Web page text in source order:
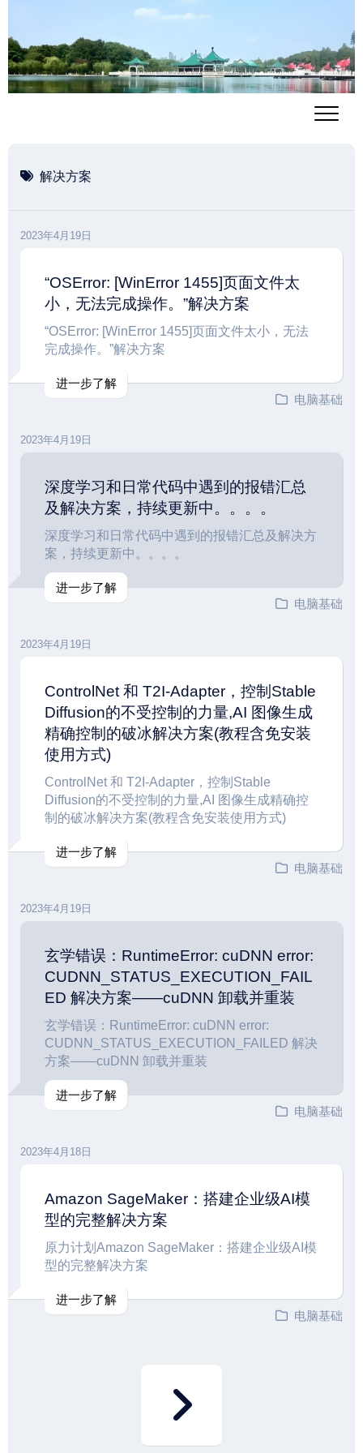
内
容
解决方案
2023年4月19日
“OSError: [WinError 1455]页面文件太
小，无法完成操作。”解决方案
“OSError: [WinError 1455]页面文件太小，无法
完成操作。”解决方案
进一步了解
电脑基础
2023年4月19日
深度学习和日常代码中遇到的报错汇总
及解决方案，持续更新中。。。。
深度学习和日常代码中遇到的报错汇总及解决方
案，持续更新中。。。。
进一步了解
电脑基础
2023年4月19日
ControlNet 和 T2I-Adapter，控制Stable
Diffusion的不受控制的力量,AI 图像生成
精确控制的破冰解决方案(教程含免安装
使用方式)
ControlNet 和 T2I-Adapter，控制Stable
Diffusion的不受控制的力量,AI 图像生成精确控
制的破冰解决方案(教程含免安装使用方式)
进一步了解
电脑基础
2023年4月19日
玄学错误：RuntimeError: cuDNN error:
CUDNN_STATUS_EXECUTION_FAIL
ED 解决方案——cuDNN 卸载并重装
玄学错误：RuntimeError: cuDNN error:
CUDNN_STATUS_EXECUTION_FAILED 解决
方案——cuDNN 卸载并重装
进一步了解
电脑基础
2023年4月18日
Amazon SageMaker：搭建企业级AI模
型的完整解决方案
原力计划Amazon SageMaker：搭建企业级AI模
型的完整解决方案
进一步了解
电脑基础